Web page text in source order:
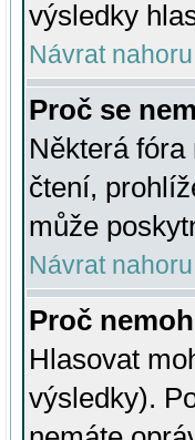
výsledky
Návrat nahoru
Proč se
Některá
čtení,
může
Návrat nahoru
Proč
Hlasovat
výsledky).